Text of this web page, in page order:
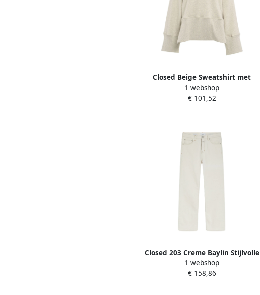
Closed Beige Sweatshirt met
Hoge Kraag Beige Dames
1 webshop
€ 101,52
Closed 203 Creme Baylin Stijlvolle
Crème Beige Dames
1 webshop
€ 158,86